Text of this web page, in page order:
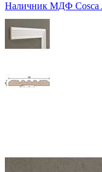
Наличник МДФ Cosca